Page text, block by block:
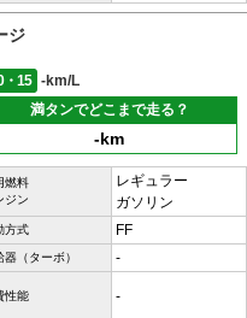
ジ
・15
-km/L
満タンでどこまで走る？
-km
燃料
ジン
レギュラー
ガソリン
方式 FF
器（ターボ） -
性能 -